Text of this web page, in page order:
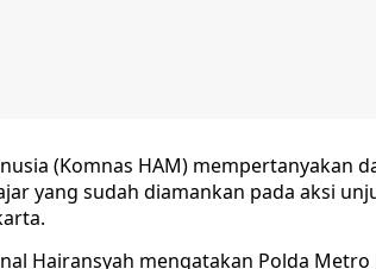
(Komnas HAM) mempertanyakan
yang sudah diamankan pada aksi
Hairansyah mengatakan Polda Metro